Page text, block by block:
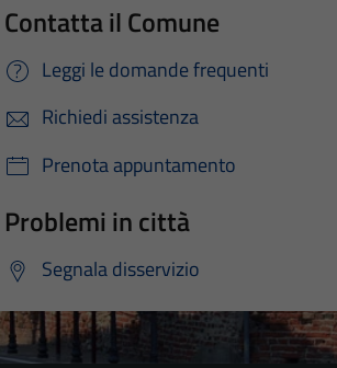
Contatta il Comune
Leggi le domande frequenti
Richiedi assistenza
Prenota appuntamento
Problemi in città
Segnala disservizio